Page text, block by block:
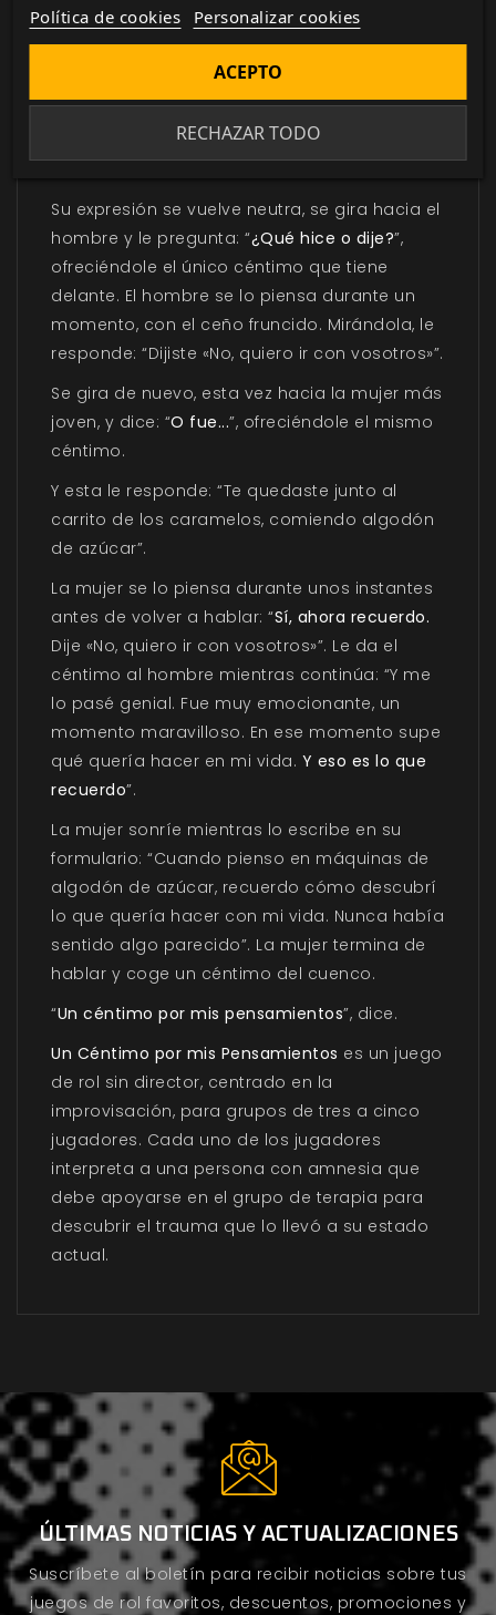
subir a la montaña rusa no pasa nada.
caramelos, mientras me subo con tu
hermano»”, dice la mujer de mayor edad.
“Estaba asustada”. El recuerdo hace que le
Su expresión se vuelve neutra, se gira hacia el
hombre y le pregunta: “¿Qué hice o dije?”,
ofreciéndole el único céntimo que tiene
delante. El hombre se lo piensa durante un
momento, con el ceño fruncido. Mirándola, le
responde: “Dijiste «No, quiero ir con vosotros»”.
Se gira de nuevo, esta vez hacia la mujer más
joven, y dice: “O fue...”, ofreciéndole el mismo
céntimo.
Y esta le responde: “Te quedaste junto al
carrito de los caramelos, comiendo algodón
de azúcar”.
La mujer se lo piensa durante unos instantes
antes de volver a hablar: “Sí, ahora recuerdo.
Dije «No, quiero ir con vosotros»”. Le da el
céntimo al hombre mientras continúa: “Y me
lo pasé genial. Fue muy emocionante, un
momento maravilloso. En ese momento supe
qué quería hacer en mi vida. Y eso es lo que
recuerdo”.
La mujer sonríe mientras lo escribe en su
formulario: “Cuando pienso en máquinas de
algodón de azúcar, recuerdo cómo descubrí
lo que quería hacer con mi vida. Nunca había
sentido algo parecido”. La mujer termina de
hablar y coge un céntimo del cuenco.
“Un céntimo por mis pensamientos”, dice.
Un Céntimo por mis Pensamientos es un juego
de rol sin director, centrado en la
improvisación, para grupos de tres a cinco
jugadores. Cada uno de los jugadores
interpreta a una persona con amnesia que
debe apoyarse en el grupo de terapia para
descubrir el trauma que lo llevó a su estado
actual.
ÚLTIMAS NOTICIAS Y ACTUALIZACIONES
Suscríbete al boletín para recibir noticias sobre tus
juegos de rol favoritos, descuentos, promociones y
Política de cookies Personalizar cookies
RECHAZAR TODO
ACEPTO